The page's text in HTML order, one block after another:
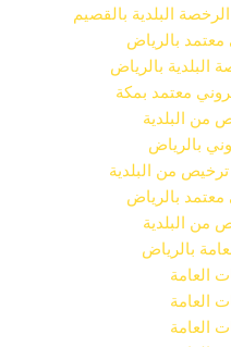
البلدية بالقصيم
معتمد بالرياض
البلدية بالرياض
معتمد بمكة
من البلدية
بالرياض
من البلدية
معتمد بالرياض
من البلدية
بالرياض
العامة
العامة
العامة